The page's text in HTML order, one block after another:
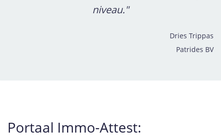
niveau."
Dries Trippas
Patrides BV
Portaal Immo-Attest: